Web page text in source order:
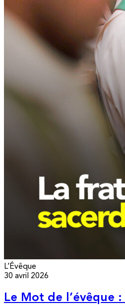
L’Évêque
30 avril 2026
Le Mot de l’évêque